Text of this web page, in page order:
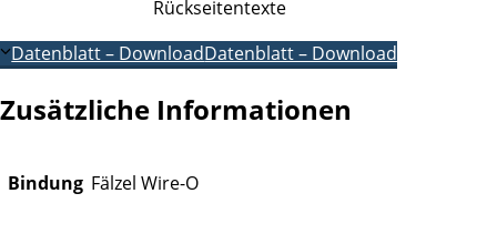
Rückseitentexte
Datenblatt – DownloadDatenblatt – Download
Zusätzliche Informationen
Bindung Fälzel Wire-O